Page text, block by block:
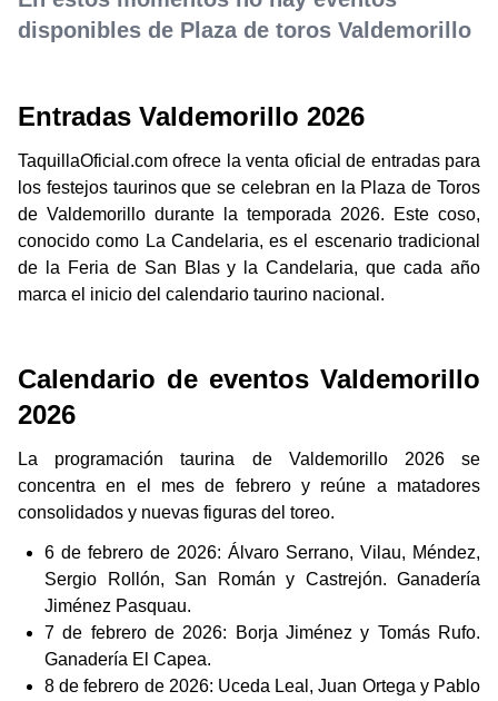
disponibles de Plaza de toros Valdemorillo
Entradas Valdemorillo 2026
TaquillaOficial.com ofrece la venta oficial de entradas para
los festejos taurinos que se celebran en la Plaza de Toros
de Valdemorillo durante la temporada 2026. Este coso,
conocido como La Candelaria, es el escenario tradicional
de la Feria de San Blas y la Candelaria, que cada año
marca el inicio del calendario taurino nacional.
Calendario de eventos Valdemorillo
2026
La programación taurina de Valdemorillo 2026 se
concentra en el mes de febrero y reúne a matadores
consolidados y nuevas figuras del toreo.
6 de febrero de 2026: Álvaro Serrano, Vilau, Méndez,
Sergio Rollón, San Román y Castrejón. Ganadería
Jiménez Pasquau.
7 de febrero de 2026: Borja Jiménez y Tomás Rufo.
Ganadería El Capea.
8 de febrero de 2026: Uceda Leal, Juan Ortega y Pablo